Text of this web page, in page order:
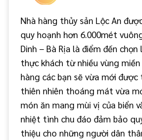
Nhà hàng thủy sản Lộc An
quy hoạnh hơn 6.000mét
Dinh – Bà Rịa là điểm đến
thực khách từ nhiều vùng
hàng các bạn sẽ vừa mới
thiên nhiên thoáng mát vừa
món ăn mang mùi vị của biển
nhiệt tình chu đáo đảm bảo
thiệu cho những người dân